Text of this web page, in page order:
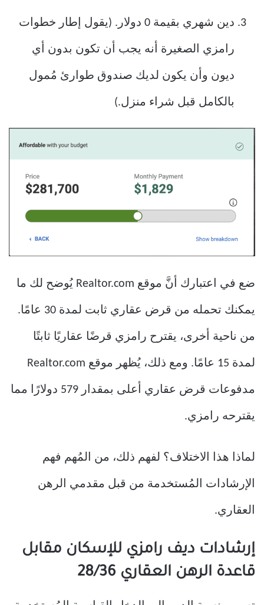
دين شهري بقيمة 0 دولار. (يقول إطار خطوات
رامزي الصغيرة أنه يجب أن تكون بدون أي
ديون وأن يكون لديك صندوق طوارئ مُمول
بالكامل قبل شراء منزل.)
ضع في اعتبارك أنَّ موقع Realtor.com يُوضح لك ما
يمكنك تحمله من قرض عقاري ثابت لمدة 30 عامًا.
من ناحية أخرى، يقترح رامزي قرضًا عقاريًا ثابتًا
لمدة 15 عامًا. ومع ذلك، يُظهر موقع Realtor.com
مدفوعات قرض عقاري أعلى بمقدار 579 دولارًا مما
يقترحه رامزي.
لماذا هذا الاختلاف؟ لفهم ذلك، من المُهم فهم
الإرشادات المُستخدمة من قبل مقدمي الرهن
العقاري.
إرشادات ديف رامزي للإسكان مقابل
قاعدة الرهن العقاري 28/36